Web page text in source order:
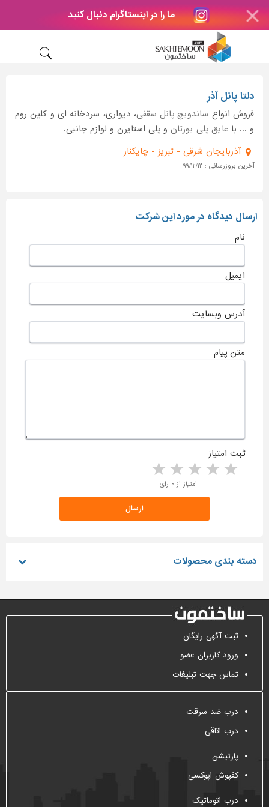
ما را در اینستاگرام دنبال کنید
دلتا پانل آذر
فروش انواع ساندویچ پانل سقفی، دیواری، سردخانه ای و کلین روم
و ... با عایق پلی یورتان و پلی استایرن و لوازم جانبی.
آذربایجان شرقی - تبریز - چایکنار
آخرین بروزرسانی : ۹۹/۱۲/۱۲
ارسال دیدگاه در مورد این شرکت
نام
ایمیل
آدرس وبسایت
متن پیام
ثبت امتیاز
4 stars 3 stars 2 stars 1 star امتیاز از ۰ رای
دسته بندی محصولات
ثبت آگهی رایگان
ورود کاربران عضو
تماس جهت تبلیغات
درب ضد سرقت
درب اتاقی
پارتیشن
کفپوش اپوکسی
درب اتوماتیک